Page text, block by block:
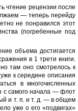
чтение рецензии после
— теперь перейду
не понравился этот
(погребенные под
объема достигается
в 1 трети книги.
там оно смотрелось к
к середине описания
в многочисленных
с самого начала — флот
и т. п. и т. д. — в общем
уже о его «подвигах»